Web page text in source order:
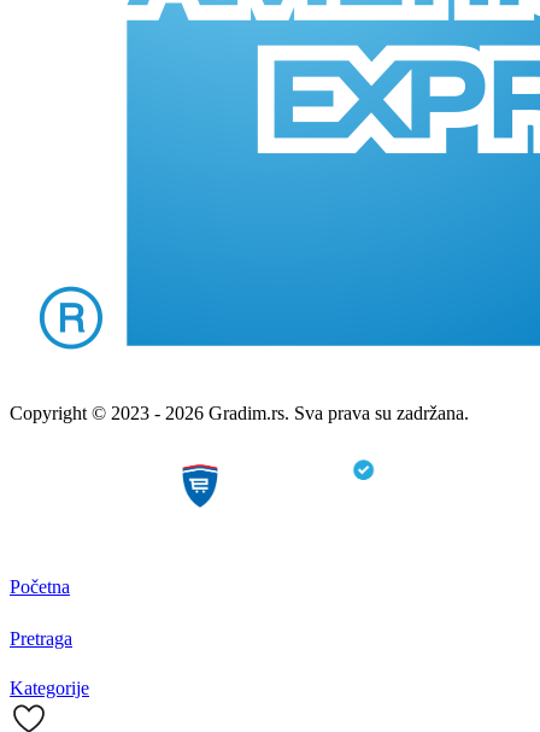
Copyright © 2023 - 2026 Gradim.rs. Sva prava su zadržana.
Početna
Pretraga
Kategorije